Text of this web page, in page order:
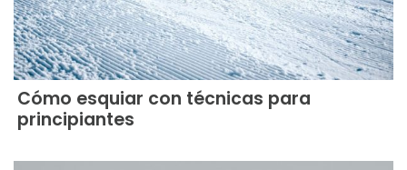
Cómo esquiar con técnicas para
principiantes